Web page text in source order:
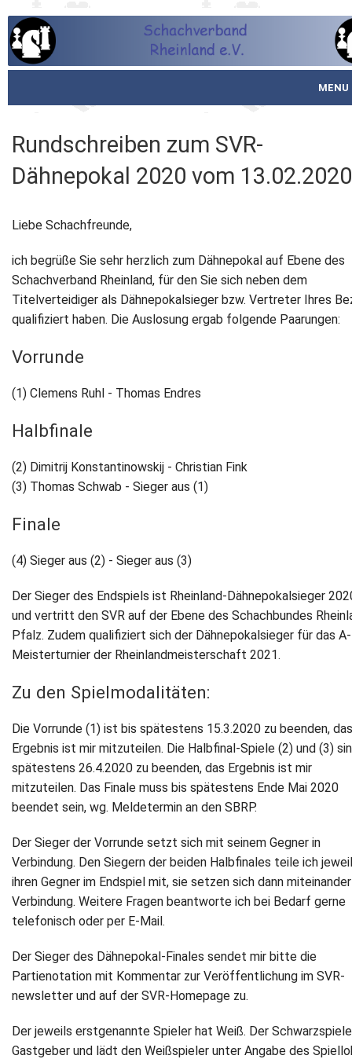
MENU
Schachjugend
Meistertafel
Fotos
Datenschutz
Rundschreiben zum SVR-
Dähnepokal 2020 vom 13.02.2020
Liebe Schachfreunde,
ich begrüße Sie sehr herzlich zum Dähnepokal auf Ebene des
Schachverband Rheinland, für den Sie sich neben dem
Titelverteidiger als Dähnepokalsieger bzw. Vertreter Ihres
qualifiziert haben. Die Auslosung ergab folgende Paarungen:
Vorrunde
(1) Clemens Ruhl - Thomas Endres
Halbfinale
(2) Dimitrij Konstantinowskij - Christian Fink
(3) Thomas Schwab - Sieger aus (1)
Finale
(4) Sieger aus (2) ‐ Sieger aus (3)
Der Sieger des Endspiels ist Rheinland-Dähnepokalsieger
und vertritt den SVR auf der Ebene des Schachbundes
Pfalz. Zudem qualifiziert sich der Dähnepokalsieger für das A-
Meisterturnier der Rheinlandmeisterschaft 2021.
Zu den Spielmodalitäten:
Die Vorrunde (1) ist bis spätestens 15.3.2020 zu beenden, das
Ergebnis ist mir mitzuteilen. Die Halbfinal-Spiele (2) und (3)
spätestens 26.4.2020 zu beenden, das Ergebnis ist mir
mitzuteilen. Das Finale muss bis spätestens Ende Mai 2020
beendet sein, wg. Meldetermin an den SBRP.
Der Sieger der Vorrunde setzt sich mit seinem Gegner in
Verbindung. Den Siegern der beiden Halbfinales teile ich
ihren Gegner im Endspiel mit, sie setzen sich dann
Verbindung. Weitere Fragen beantworte ich bei Bedarf gerne
telefonisch oder per E-Mail.
Der Sieger des Dähnepokal-Finales sendet mir bitte die
Partienotation mit Kommentar zur Veröffentlichung im SVR-
newsletter und auf der SVR-Homepage zu.
Der jeweils erstgenannte Spieler hat Weiß. Der
Gastgeber und lädt den Weißspieler unter Angabe des